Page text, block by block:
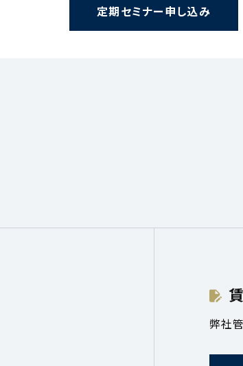
定期セミナー申し込み
弊社